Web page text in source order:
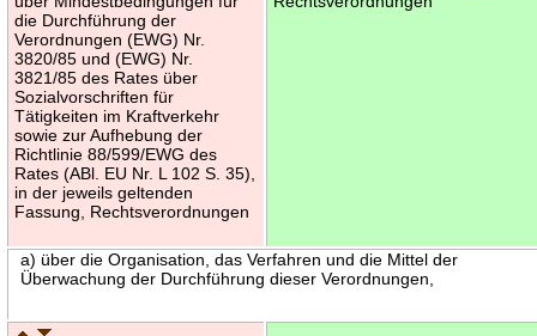
die Durchführung der
Verordnungen (EWG) Nr.
3820/85 und (EWG) Nr.
3821/85 des Rates über
Sozialvorschriften für
Tätigkeiten im Kraftverkehr
sowie zur Aufhebung der
Richtlinie 88/599/EWG des
Rates (ABl. EU Nr. L 102 S. 35),
in der jeweils geltenden
Fassung, Rechtsverordnungen
a) über die Organisation, das Verfahren und die Mittel der
Überwachung der Durchführung dieser Verordnungen,